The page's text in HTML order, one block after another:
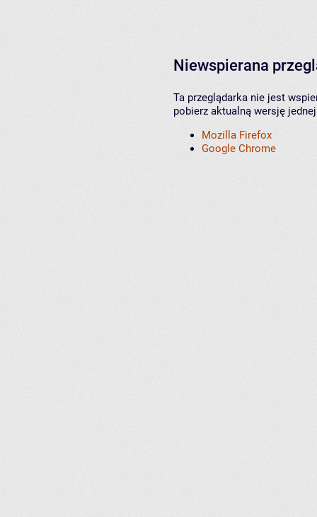
Niewspierana
Ta przeglądarka nie jest
pobierz aktualną wersję
Mozilla Firefox
Google Chrome